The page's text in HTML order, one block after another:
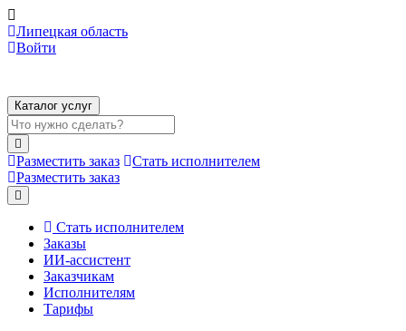
Липецкая область
Войти
Каталог услуг
Разместить заказ
Стать исполнителем
Разместить заказ
Стать исполнителем
Заказы
ИИ-ассистент
Заказчикам
Исполнителям
Тарифы